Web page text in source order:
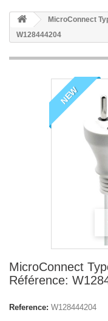
MicroConnect
W128444204
NEW
MicroConnect
Référence:
Reference: W128444204